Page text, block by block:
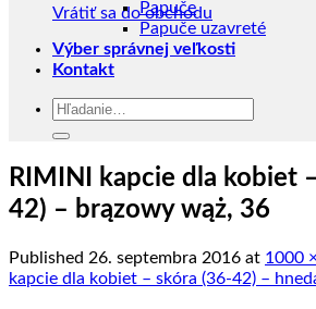
Vrátiť sa do obchodu
Papuče
Papuče uzavreté
Výber správnej veľkosti
Kontakt
Hľadať:
RIMINI kapcie dla kobiet
42) – brązowy wąż, 36
Published 26. septembra 2016 at 1000
kapcie dla kobiet – skóra (36-42) –